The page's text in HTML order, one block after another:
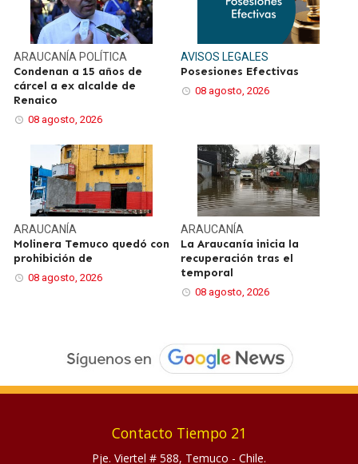
ARAUCANÍA POLÍTICA
Condenan a 15 años de
cárcel a ex alcalde de
Renaico
08 agosto, 2026
AVISOS LEGALES
Posesiones Efectivas
08 agosto, 2026
ARAUCANÍA
Molinera Temuco quedó con
prohibición de
08 agosto, 2026
ARAUCANÍA
La Araucanía inicia la
recuperación tras el
temporal
08 agosto, 2026
Contacto Tiempo 21
Pje. Viertel # 588, Temuco - Chile.